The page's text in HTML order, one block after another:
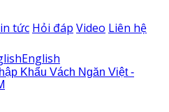
tức Hỏi đáp Video Liên hệ
English